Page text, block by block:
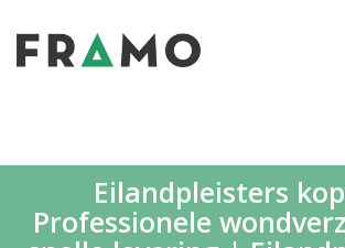
Eilandpleisters
Professionele